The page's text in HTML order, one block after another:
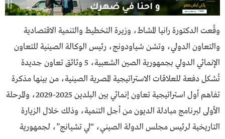
وقّعت الدكتورة رانيا المشاط، وزيرة التخطيط والتنمية الاقتصادية
والتعاون الدولي، وتشن شياودونج، رئيس الوكالة الصينية للتعاون
الإنمائي الدولي بجمهورية الصين الشعبية، 5 وثائق تعاون جديدة
تُشكل دفعة للعلاقات الاستراتيجية المصرية الصينية، من بينها مذكرة
تفاهم أول استراتيجية تعاون إنمائي بين البلدين 2025-2029، والمرحلة
الأولى لبرنامج مبادلة الديون من أجل التنمية، وذلك خلال الزيارة
التاريخية لرئيس مجلس الدولة الصيني، “لي تشيانج”، لجمهورية